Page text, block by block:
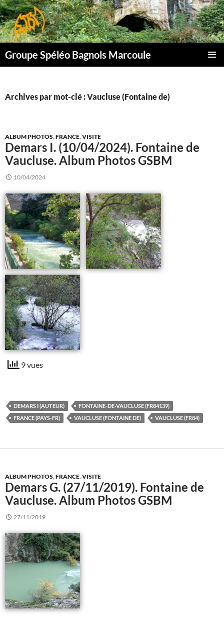
Aller
au
contenu
Groupe Spéléo Bagnols Marcoule
Archives par mot-clé : Vaucluse (Fontaine de)
ALBUM PHOTOS,FRANCE,VISITE
Demars I. (10/04/2024). Fontaine de
Vaucluse. Album Photos GSBM
10/04/2024
9 vues
DEMARS I (AUTEUR)
FONTAINE-DE-VAUCLUSE (FR84139)
FRANCE (PAYS-FR)
VAUCLUSE (FONTAINE DE) VAUCLUSE (FR84)
ALBUM PHOTOS,FRANCE,VISITE
Demars G. (27/11/2019). Fontaine de
Vaucluse. Album Photos GSBM
27/11/2019